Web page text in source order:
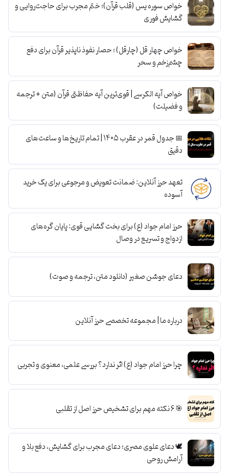
خواص سوره یس (قلب قرآن)؛ ختم مجرب برای حاجت‌روایی و
گشایش فوری
خواص چهار قل (چارقل) ؛ حصار نفوذ ناپذیر قرآن برای دفع
چشم‌زخم و سحر
خواص آیه الکرسی | قوی‌ترین آیه حفاظتی قرآن (متن + ترجمه
و فضیلت)
📅 جدول قمر در عقرب ۱۴۰۵ | تمام تاریخ‌ها و ساعت‌های
دقیق
تعهد حرز آنلاین: ضمانت تعویض و مرجوعی برای یک خرید
آسوده
حرز امام جواد (ع) برای بخت گشایی قوی: پایان گره‌های
ازدواج و تسریع در وصال
دعای جوشن صغیر (دانلود متن، ترجمه و صوت)
درباره ما | مجموعه تخصصی حرز آنلاین
چرا حرز امام جواد (ع) اثر ندارد؟ بررسی علمی، معنوی و تجربی
🎯 6 نکته مهم برای تشخیص حرز اصل از تقلبی
🕊️ دعای علوی مصری؛ دعای مجرب برای گشایش، دفع بلا و
آرامش روحی